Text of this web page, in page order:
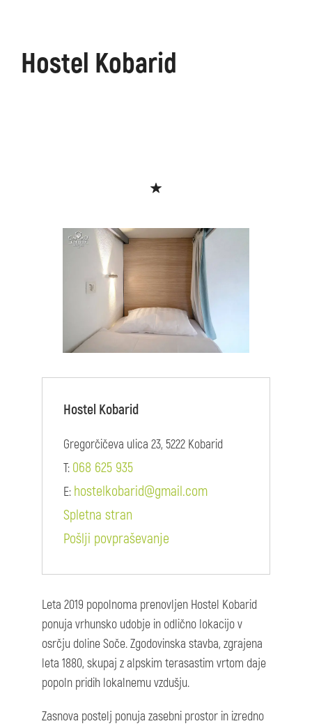
Hostel Kobarid
Hostel Kobarid
Gregorčičeva ulica 23, 5222 Kobarid
T: 068 625 935
E: hostelkobarid@gmail.com
Spletna stran
Pošlji povpraševanje
Leta 2019 popolnoma prenovljen Hostel Kobarid
ponuja vrhunsko udobje in odlično lokacijo v
osrčju doline Soče. Zgodovinska stavba, zgrajena
leta 1880, skupaj z alpskim terasastim vrtom daje
popoln pridih lokalnemu vzdušju.
Zasnova postelj ponuja zasebni prostor in izredno